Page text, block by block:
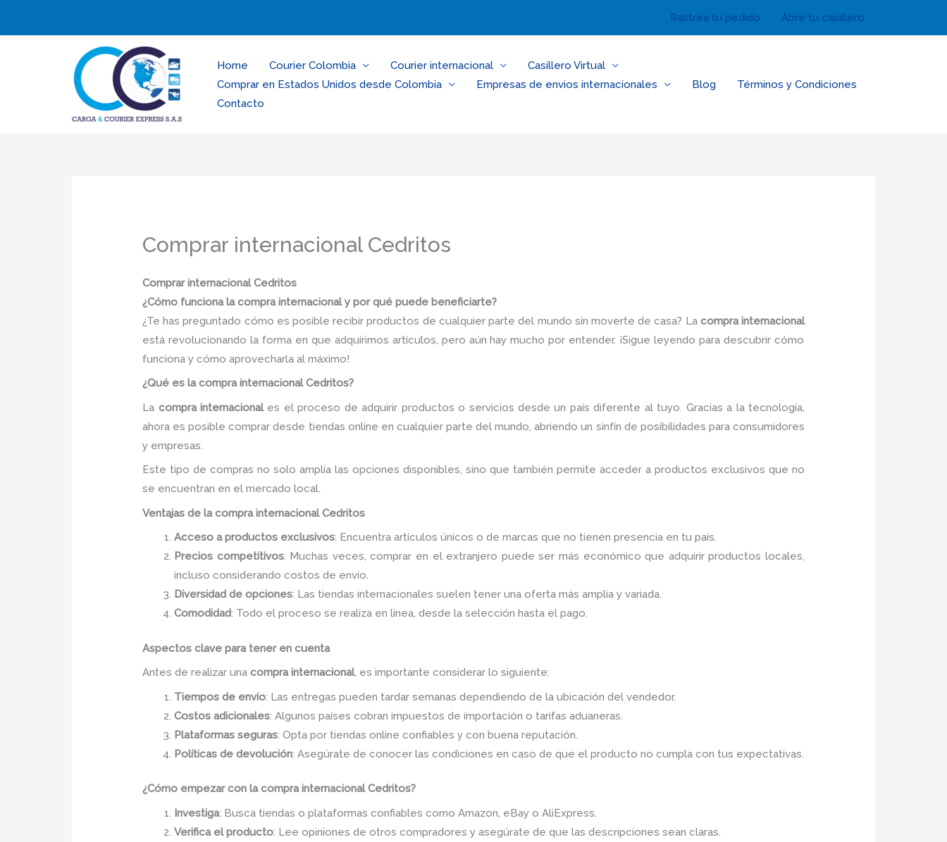
Rastrea tu pedido Abre tu casillero
Home Courier Colombia Courier internacional
Casillero Virtual
Comprar en Estados Unidos desde Colombia
Empresas de envios internacionales Blog
Términos y Condiciones
Contacto
Comprar internacional Cedritos
Comprar internacional Cedritos
¿Cómo funciona la compra internacional y por qué puede beneficiarte?
¿Te has preguntado cómo es posible recibir productos de cualquier parte del mundo sin moverte de casa? La compra internacional
está revolucionando la forma en que adquirimos artículos, pero aún hay mucho por entender. ¡Sigue leyendo para descubrir cómo
funciona y cómo aprovecharla al máximo!
¿Qué es la compra internacional Cedritos?
La compra internacionales el proceso de adquirir productos o servicios desde un país diferente al tuyo. Gracias a la tecnología,
ahora es posible comprar desde tiendas online en cualquier parte del mundo, abriendo un sinfín de posibilidades para consumidores
y empresas.
Este tipo de compras no solo amplía las opciones disponibles, sino que también permite acceder a productos exclusivos que no
se encuentran en el mercado local.
Ventajas de la compra internacional Cedritos
Acceso a productos exclusivos: Encuentra artículos únicos o de marcas que no tienen presencia en tu país.
Precios competitivos: Muchas veces, comprar en el extranjero puede ser más económico que adquirir productos locales,
incluso considerando costos de envío.
Diversidad de opciones: Las tiendas internacionales suelen tener una oferta más amplia y variada.
Comodidad: Todo el proceso se realiza en línea, desde la selección hasta el pago.
Aspectos clave para tener en cuenta
Antes de realizar unacompra internacional, es importante considerar lo siguiente:
Tiempos de envío: Las entregas pueden tardar semanas dependiendo de la ubicación del vendedor.
Costos adicionales: Algunos países cobran impuestos de importación o tarifas aduaneras.
Plataformas seguras: Opta por tiendas online confiables y con buena reputación.
Políticas de devolución: Asegúrate de conocer las condiciones en caso de que el producto no cumpla con tus expectativas.
¿Cómo empezar con la compra internacional Cedritos?
Investiga: Busca tiendas o plataformas confiables como Amazon, eBay o AliExpress.
Verifica el producto: Lee opiniones de otros compradores y asegúrate de que las descripciones sean claras.